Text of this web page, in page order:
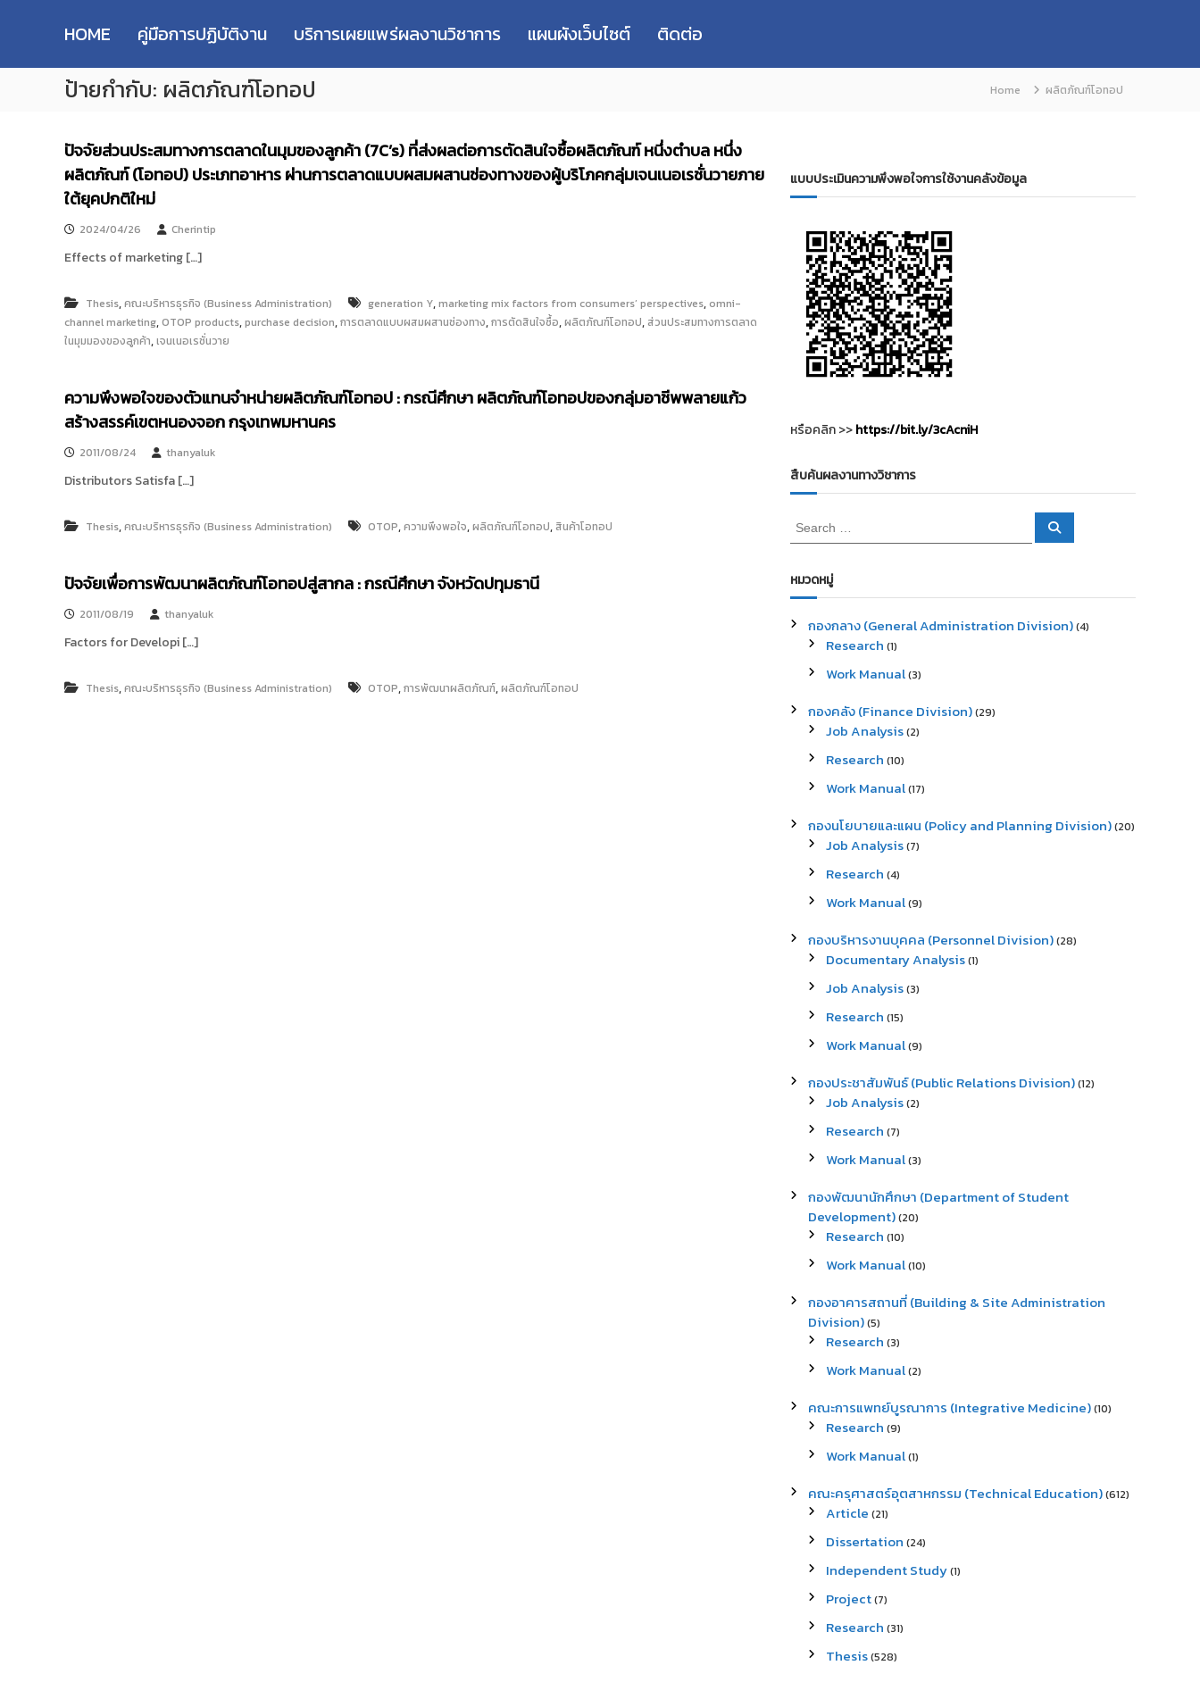
p
M
T
T
e
s
e
a
r
c
h
e
p
o
i
t
r
y
ค
ข้
อ
มู
ล
า
ห
วิ
ท
ย
เ
ท
น
ยี
ร
า
ง
ค
ธั
ญ
HOME คู่มือการปฏิบัติงาน บริการเผยแพร่ผลงานวิชาการ แผนผังเว็บไซต์ ติดต่อ
ป้ายกำกับ: ผลิตภัณฑ์โอทอป Home ผลิตภัณฑ์โอทอป
ปัจจัยส่วนประสมทางการตลาดในมุมของลูกค้า (7C’s) ที่ส่งผลต่อการตัดสินใจซื้อผลิตภัณฑ์ หนึ่งตำบล หนึ่ง
ผลิตภัณฑ์ (โอทอป) ประเภทอาหาร ผ่านการตลาดแบบผสมผสานช่องทางของผู้บริโภคกลุ่มเจนเนอเรชั่นวายภาย
ใต้ยุคปกติใหม่
2024/04/26 Cherintip
Effects of marketing […]
Thesis,คณะบริหารธุรกิจ (Business Administration) generation Y,marketing mix factors from consumers’ perspectives, omni-
channel marketing,OTOP products,purchase decision,การตลาดแบบผสมผสานช่องทาง,การตัดสินใจซื้อ,ผลิตภัณฑ์โอทอป, ส่วนประสมทางการตลาด
ในมุมมองของลูกค้า,เจนเนอเรชั่นวาย
ความพึงพอใจของตัวแทนจำหน่ายผลิตภัณฑ์โอทอป : กรณีศึกษา ผลิตภัณฑ์โอทอปของกลุ่มอาชีพพลายแก้ว
สร้างสรรค์เขตหนองจอก กรุงเทพมหานคร
2011/08/24 thanyaluk
Distributors Satisfa […]
Thesis,คณะบริหารธุรกิจ (Business Administration) OTOP,ความพึงพอใจ,ผลิตภัณฑ์โอทอป, สินค้าโอทอป
ปัจจัยเพื่อการพัฒนาผลิตภัณฑ์โอทอปสู่สากล : กรณีศึกษา จังหวัดปทุมธานี
2011/08/19 thanyaluk
Factors for Developi […]
Thesis,คณะบริหารธุรกิจ (Business Administration) OTOP,การพัฒนาผลิตภัณฑ์,ผลิตภัณฑ์โอทอป
แบบประเมินความพึงพอใจการใช้งานคลังข้อมูล
หรือคลิก >>https://bit.ly/3cAcniH
สืบค้นผลงานทางวิชาการ
S
e
r
c
f
S
หมวดหมู่
กองกลาง (General Administration Division)(4)
Research (1)
Work Manual(3)
กองคลัง (Finance Division)(29)
Job Analysis(2)
Research (10)
Work Manual(17)
กองนโยบายและแผน (Policy and Planning Division)(20)
Job Analysis(7)
Research (4)
Work Manual(9)
กองบริหารงานบุคคล (Personnel Division)(28)
Documentary Analysis(1)
Job Analysis(3)
Research (15)
Work Manual(9)
กองประชาสัมพันธ์ (Public Relations Division)(12)
Job Analysis(2)
Research (7)
Work Manual(3)
กองพัฒนานักศึกษา (Department of Student
Development)(20)
Research (10)
Work Manual(10)
กองอาคารสถานที่ (Building & Site Administration
Division)(5)
Research (3)
Work Manual(2)
คณะการแพทย์บูรณาการ (Integrative Medicine)(10)
Research (9)
Work Manual(1)
คณะครุศาสตร์อุตสาหกรรม (Technical Education)(612)
Article (21)
Dissertation (24)
Independent Study(1)
Project(7)
Research (31)
Thesis(528)